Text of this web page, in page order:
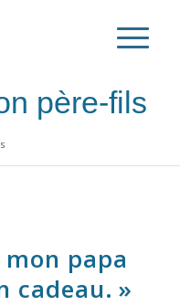
père-fils
mon papa
cadeau. »